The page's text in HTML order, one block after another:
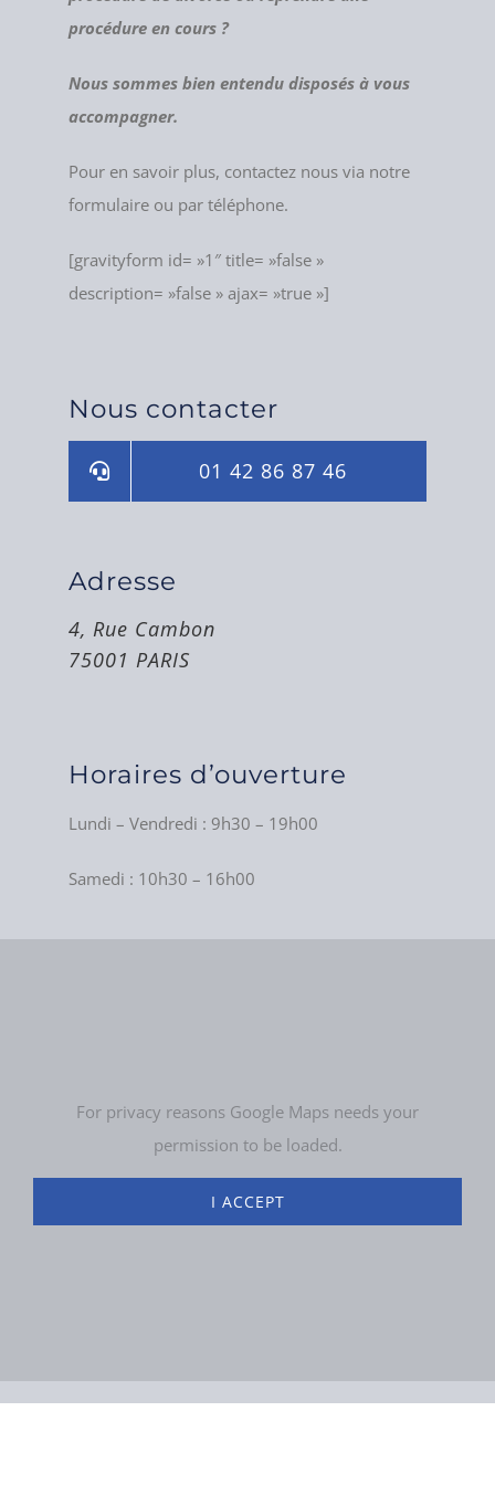
procédure en cours ?
Nous sommes bien entendu disposés à vous
accompagner.
Pour en savoir plus, contactez nous via notre
formulaire ou par téléphone.
[gravityform id= »1″ title= »false »
description= »false » ajax= »true »]
Nous contacter
01 42 86 87 46
Adresse
4, Rue Cambon
75001 PARIS
Horaires d’ouverture
Lundi – Vendredi : 9h30 – 19h00
Samedi : 10h30 – 16h00
For privacy reasons Google Maps needs your
permission to be loaded.
I ACCEPT